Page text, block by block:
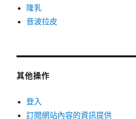
隆乳
音波拉皮
其他操作
登入
訂閱網站內容的資訊提供